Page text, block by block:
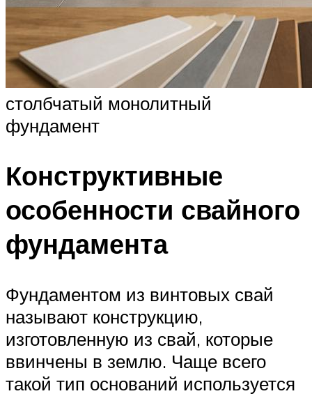
столбчатый монолитный
фундамент
Конструктивные
особенности свайного
фундамента
Фундаментом из винтовых свай
называют конструкцию,
изготовленную из свай, которые
ввинчены в землю. Чаще всего
такой тип оснований используется